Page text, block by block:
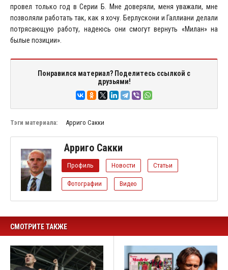
провел только год в Серии Б. Мне доверяли, меня уважали, мне
позволяли работать так, как я хочу. Берлускони и Галлиани делали
потрясающую работу, надеюсь они смогут вернуть «Милан» на
былые позиции».
Понравился материал? Поделитесь ссылкой с
друзьями!
Тэги материала: Арриго Сакки
Арриго Сакки
Профиль Новости Статьи
Фотографии Видео
СМОТРИТЕ ТАКЖЕ